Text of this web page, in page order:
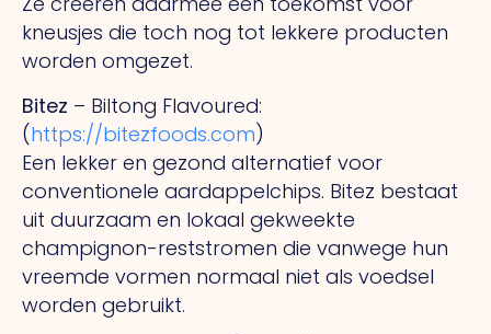
kneusjes die toch nog tot lekkere producten
worden omgezet.
Bitez – Biltong Flavoured:
(https://bitezfoods.com)
Een lekker en gezond alternatief voor
conventionele aardappelchips. Bitez bestaat
uit duurzaam en lokaal gekweekte
champignon-reststromen die vanwege hun
vreemde vormen normaal niet als voedsel
worden gebruikt.